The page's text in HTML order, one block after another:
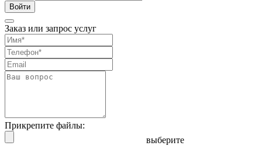
Войти
Заказ или запрос услуг
Прикрепите файлы:
выберите